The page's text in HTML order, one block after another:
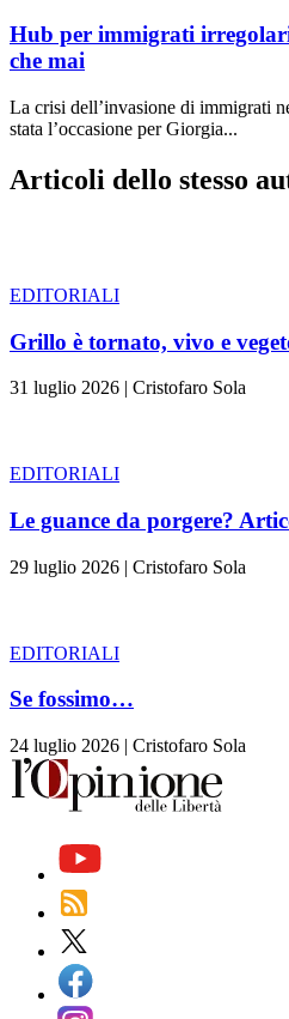
Hub per immigrati
che mai
La crisi dell’invasione di immigrati
stata l’occasione per Giorgia...
Articoli dello stesso
EDITORIALI
Grillo è tornato, vivo e
31 luglio 2026 | Cristofaro Sola
EDITORIALI
Le guance da porgere?
29 luglio 2026 | Cristofaro Sola
EDITORIALI
Se fossimo…
24 luglio 2026 | Cristofaro Sola